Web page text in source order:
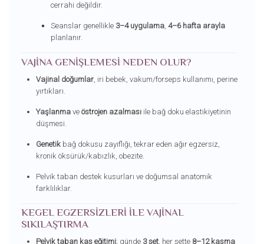
cerrahi değildir.
Seanslar genellikle 3–4 uygulama, 4–6 hafta arayla
planlanır.
VAJINA GENIŞLEMESI NEDEN OLUR?
Vajinal doğumlar, iri bebek, vakum/forseps kullanımı, perine
yırtıkları.
Yaşlanmave östrojen azalmasıile bağ doku elastikiyetinin
düşmesi.
Genetikbağ dokusu zayıflığı, tekrar eden ağır egzersiz,
kronik öksürük/kabızlık, obezite.
Pelvik taban destek kusurları ve doğumsal anatomik
farklılıklar.
KEGEL EGZERSIZLERI ILE VAJINAL
SIKILAŞTIRMA
Pelvik taban kas eğitimi; günde 3 set, her sette 8–12 kasma